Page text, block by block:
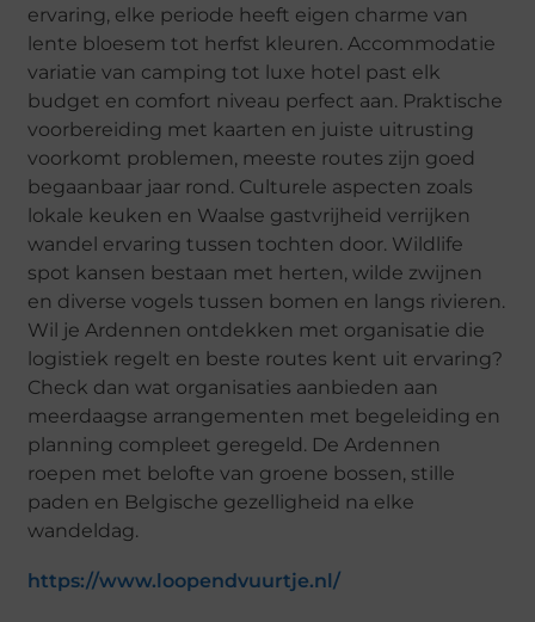
ervaring, elke periode heeft eigen charme van
lente bloesem tot herfst kleuren. Accommodatie
variatie van camping tot luxe hotel past elk
budget en comfort niveau perfect aan. Praktische
voorbereiding met kaarten en juiste uitrusting
voorkomt problemen, meeste routes zijn goed
begaanbaar jaar rond. Culturele aspecten zoals
lokale keuken en Waalse gastvrijheid verrijken
wandel ervaring tussen tochten door. Wildlife
spot kansen bestaan met herten, wilde zwijnen
en diverse vogels tussen bomen en langs rivieren.
Wil je Ardennen ontdekken met organisatie die
logistiek regelt en beste routes kent uit ervaring?
Check dan wat organisaties aanbieden aan
meerdaagse arrangementen met begeleiding en
planning compleet geregeld. De Ardennen
roepen met belofte van groene bossen, stille
paden en Belgische gezelligheid na elke
wandeldag.
https://www.loopendvuurtje.nl/